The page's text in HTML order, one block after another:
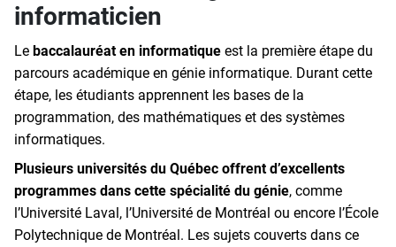
informaticien
Le baccalauréat en informatique est la première étape du
parcours académique en génie informatique. Durant cette
étape, les étudiants apprennent les bases de la
programmation, des mathématiques et des systèmes
informatiques.
Plusieurs universités du Québec offrent d’excellents
programmes dans cette spécialité du génie, comme
l’Université Laval, l’Université de Montréal ou encore l’École
Polytechnique de Montréal. Les sujets couverts dans ce